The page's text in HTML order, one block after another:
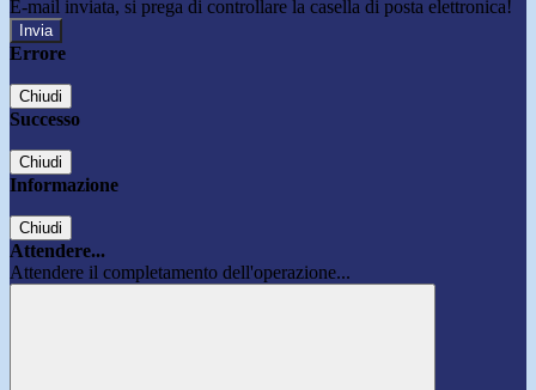
E-mail inviata, si prega di controllare la casella di posta elettronica!
Errore
Chiudi
Successo
Chiudi
Informazione
Chiudi
Attendere...
Attendere il completamento dell'operazione...